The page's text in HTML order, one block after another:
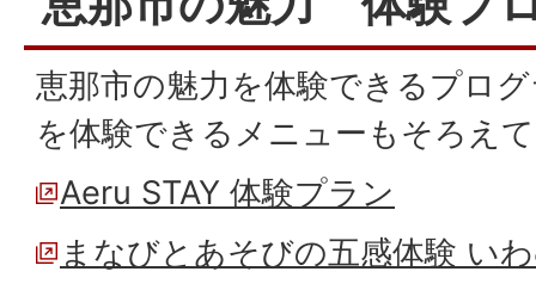
恵那市の魅力を体験できるプロ
を体験できるメニューもそろえ
Aeru STAY 体験プラン
まなびとあそびの五感体験 い